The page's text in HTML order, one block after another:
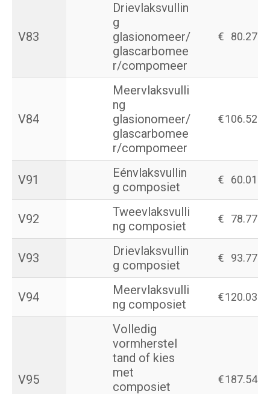
V83
Drievlaksvullin
g
glasionomeer/
glascarbomee
r/compomeer
€ 80.27
V84
Meervlaksvulli
ng
glasionomeer/
glascarbomee
r/compomeer
€106.52
V91
Eénvlaksvullin
g composiet
€ 60.01
V92
Tweevlaksvulli
ng composiet
€ 78.77
V93
Drievlaksvullin
g composiet
€ 93.77
V94
Meervlaksvulli
ng composiet
€120.03
V95
Volledig
vormherstel
tand of kies
met
composiet
€187.54